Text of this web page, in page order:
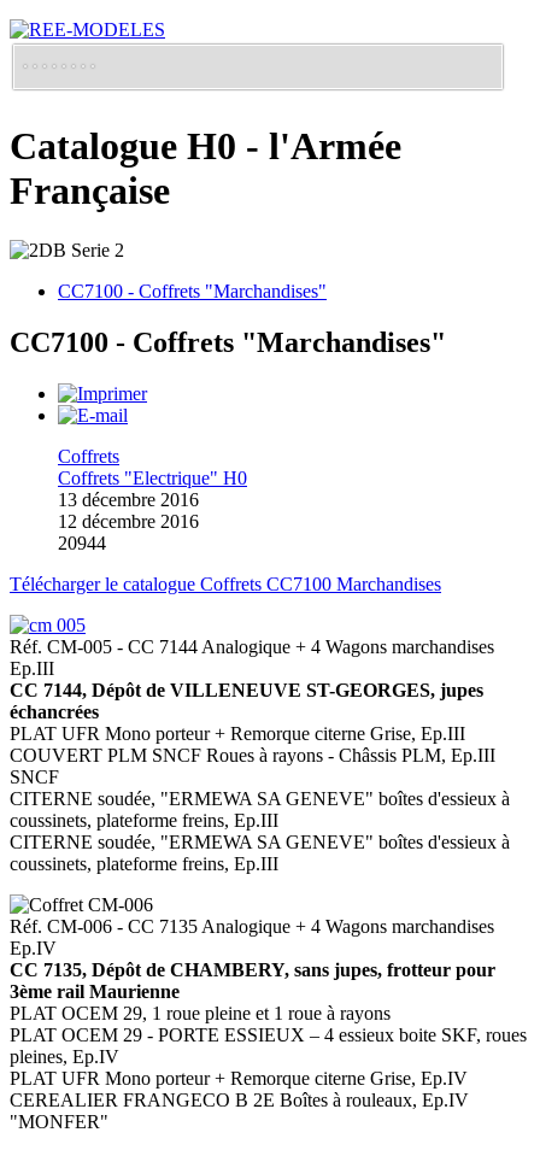
Catalogue H0 - l'Armée
Française
CC7100 - Coffrets "Marchandises"
CC7100 - Coffrets "Marchandises"
Coffrets
Coffrets "Electrique" H0
13 décembre 2016
12 décembre 2016
20944
Télécharger le catalogue Coffrets CC7100 Marchandises
Réf. CM-005 - CC 7144 Analogique + 4 Wagons marchandises
Ep.III
CC 7144, Dépôt de VILLENEUVE ST-GEORGES, jupes
échancrées
PLAT UFR Mono porteur + Remorque citerne Grise, Ep.III
COUVERT PLM SNCF Roues à rayons - Châssis PLM, Ep.III
SNCF
CITERNE soudée, "ERMEWA SA GENEVE" boîtes d'essieux à
coussinets, plateforme freins, Ep.III
CITERNE soudée, "ERMEWA SA GENEVE" boîtes d'essieux à
coussinets, plateforme freins, Ep.III
Réf. CM-006 - CC 7135 Analogique + 4 Wagons marchandises
Ep.IV
CC 7135, Dépôt de CHAMBERY, sans jupes, frotteur pour
3ème rail Maurienne
PLAT OCEM 29, 1 roue pleine et 1 roue à rayons
PLAT OCEM 29 - PORTE ESSIEUX – 4 essieux boite SKF, roues
pleines, Ep.IV
PLAT UFR Mono porteur + Remorque citerne Grise, Ep.IV
CEREALIER FRANGECO B 2E Boîtes à rouleaux, Ep.IV
"MONFER"